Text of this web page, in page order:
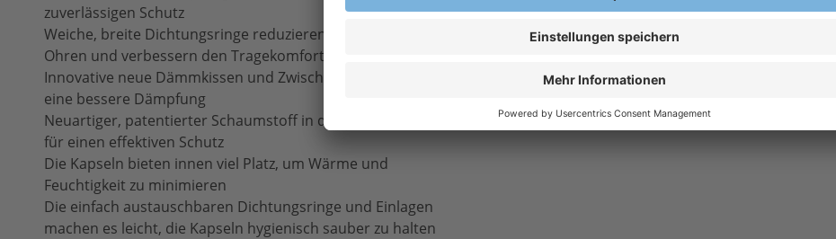
zuverlässigen Schutz
Weiche, breite Dichtungsringe reduzieren den Andruck um die
Ohren und verbessern den Tragekomfort
Innovative neue Dämmkissen und Zwischenringe sorgen für
eine bessere Dämpfung
Neuartiger, patentierter Schaumstoff in den Dichtungsringen
für einen effektiven Schutz
Die Kapseln bieten innen viel Platz, um Wärme und
Feuchtigkeit zu minimieren
Die einfach austauschbaren Dichtungsringe und Einlagen
machen es leicht, die Kapseln hygienisch sauber zu halten